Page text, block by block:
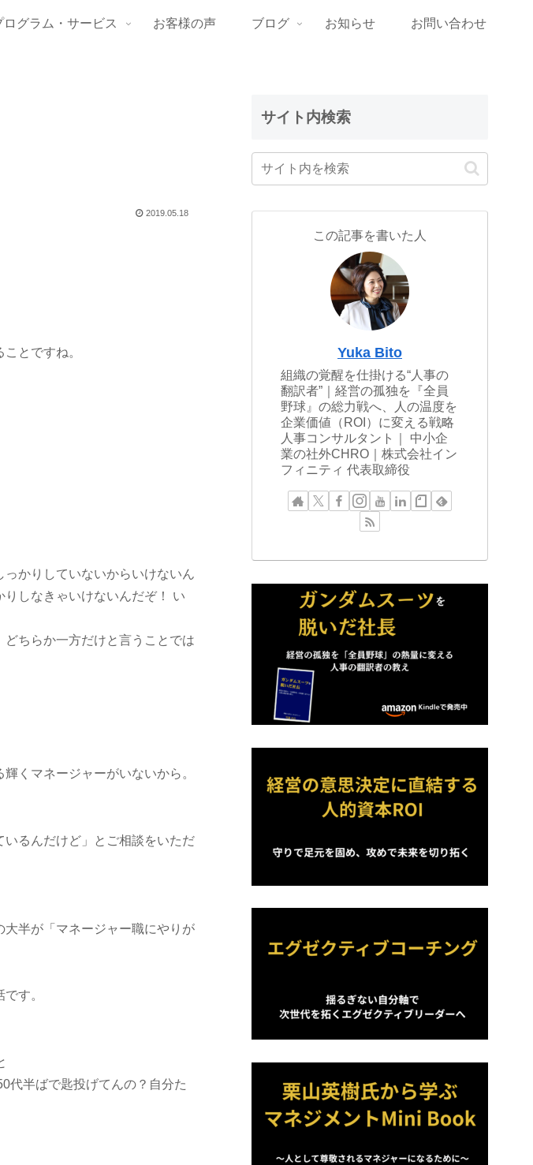
ログラム・サービス お客様の声 ブログ お知らせ お問い合わせ
2019.05.18
とですね。
っかりしていないからいけないん
しなきゃいけないんだぞ！ い
ちらか一方だけと言うことでは
くマネージャーがいないから。
るんだけど」とご相談をいただ
半が「マネージャー職にやりが
す。
代半ばで匙投げてんの？自分た
サイト内検索
この記事を書いた人
Yuka Bito
組織の覚醒を仕掛ける“人事の
翻訳者”｜経営の孤独を『全員
野球』の総力戦へ、人の温度を
企業価値（ROI）に変える戦略
人事コンサルタント｜ 中小企
業の社外CHRO｜株式会社イン
フィニティ 代表取締役